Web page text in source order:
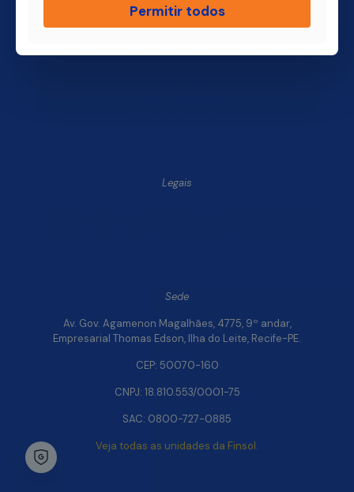
Blog Finsol
Você, um Empresário de Sucesso Finsol
Legais
Sede
Av. Gov. Agamenon Magalhães, 4775, 9º andar,
Empresarial Thomas Edson, Ilha do Leite, Recife-PE.
CEP: 50070-160
CNPJ: 18.810.553/0001-75
SAC: 0800-727-0885
Veja todas as unidades da Finsol.
Permitir todos